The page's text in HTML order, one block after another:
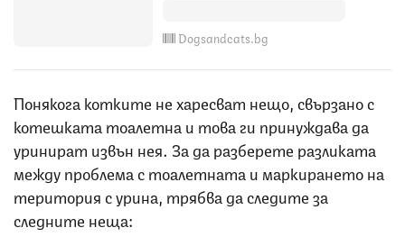
Dogsandcats.bg
Понякога котките не харесват нещо, свързано с
котешката тоалетна и това ги принуждава да
уринират извън нея. За да разберете разликата
между проблема с тоалетната и маркирането на
територия с урина, трябва да следите за
следните неща: